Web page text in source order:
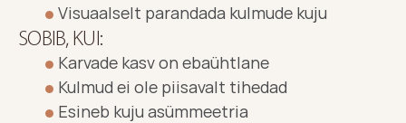
Visuaalselt parandada kulmude kuju
SOBIB, KUI:
Karvade kasv on ebaühtlane
Kulmud ei ole piisavalt tihedad
Esineb kuju asümmeetria